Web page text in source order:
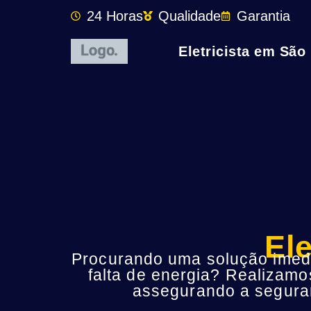
24 Horas Qualidade Garantia
Eletricista em São
Procurando uma solução
falta de energia?
assegurando a